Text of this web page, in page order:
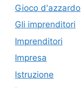
Gioco d'azzardo
Gli imprenditori
Imprenditori
Impresa
Istruzione